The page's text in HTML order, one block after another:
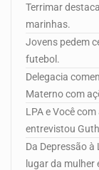
Terrimar
marinhas.
Jovens pedem
futebol.
Delegacia
Materno com
LPA e Você
entrevistou
Da Depressão à
lugar da mulher